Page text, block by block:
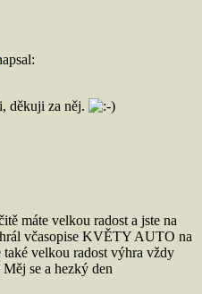
děkuji za něj.
máte velkou radost a jste na
včasopise KVĚTY AUTO na
velkou radost výhra vždy
se a hezký den